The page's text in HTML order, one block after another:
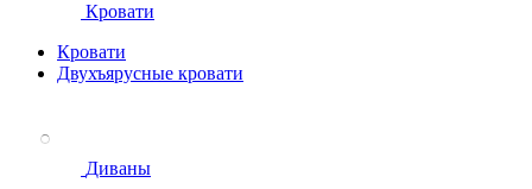
Кровати
Кровати
Двухъярусные кровати
Диваны